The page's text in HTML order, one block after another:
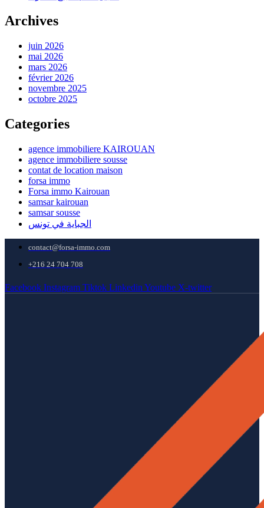
Archives
juin 2026
mai 2026
mars 2026
février 2026
novembre 2025
octobre 2025
Categories
agence immobiliere KAIROUAN
agence immobiliere sousse
contat de location maison
forsa immo
Forsa immo Kairouan
samsar kairouan
samsar sousse
الجباية في تونس
contact@forsa-immo.com
+216 24 704 708
Facebook Instagram Tiktok Linkedin Youtube X-twitter